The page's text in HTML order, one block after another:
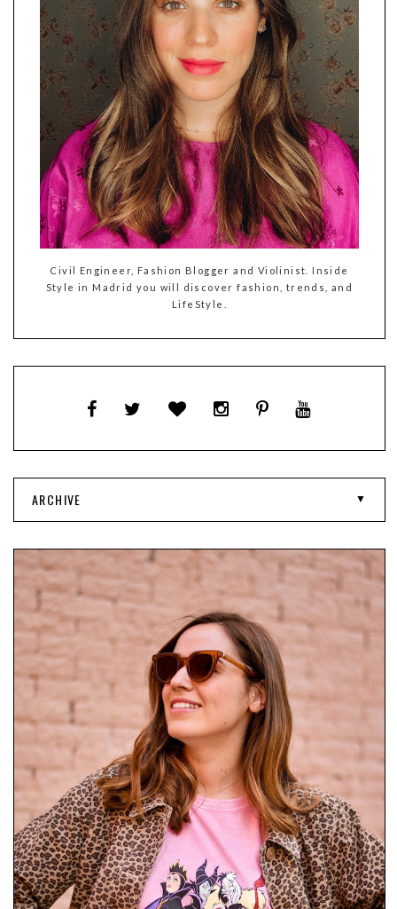
Civil Engineer, Fashion Blogger and Violinist. Inside
Style in Madrid you will discover fashion, trends, and
LifeStyle.
ARCHIVE